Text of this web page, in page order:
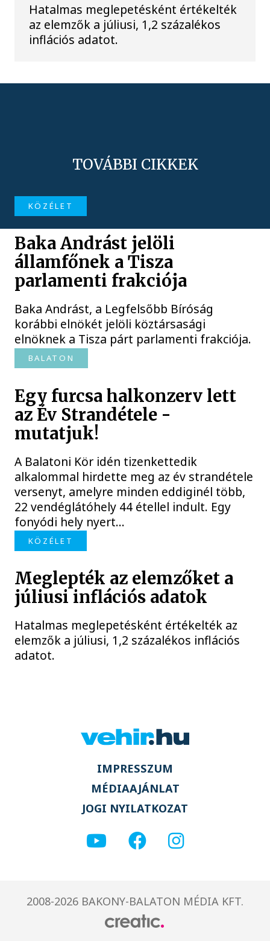
Hatalmas meglepetésként értékelték
az elemzők a júliusi, 1,2 százalékos
inflációs adatot.
TOVÁBBI CIKKEK
KÖZÉLET
Baka Andrást jelöli
államfőnek a Tisza
parlamenti frakciója
Baka Andrást, a Legfelsőbb Bíróság
korábbi elnökét jelöli köztársasági
elnöknek a Tisza párt parlamenti frakciója.
BALATON
Egy furcsa halkonzerv lett
az Év Strandétele -
mutatjuk!
A Balatoni Kör idén tizenkettedik
alkalommal hirdette meg az év strandétele
versenyt, amelyre minden eddiginél több,
22 vendéglátóhely 44 étellel indult. Egy
fonyódi hely nyert...
KÖZÉLET
Meglepték az elemzőket a
júliusi inflációs adatok
Hatalmas meglepetésként értékelték az
elemzők a júliusi, 1,2 százalékos inflációs
adatot.
IMPRESSZUM
MÉDIAAJÁNLAT
JOGI NYILATKOZAT
2008-2026 BAKONY-BALATON MÉDIA KFT.